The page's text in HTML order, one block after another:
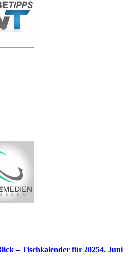
– Tischkalender für 20254. Juni